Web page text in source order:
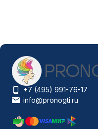
+7 (495) 991-76-17
info@pronogti.ru